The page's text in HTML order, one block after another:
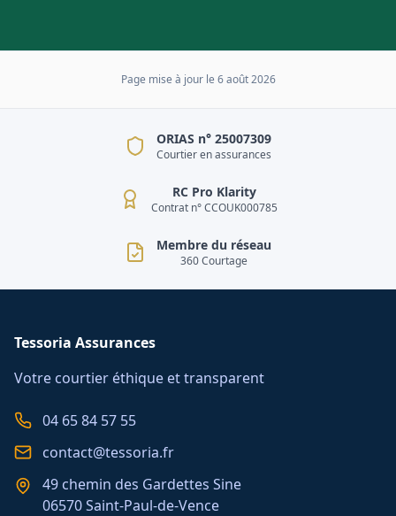
Page mise à jour le 6 août 2026
ORIAS n° 25007309
Courtier en assurances
RC Pro Klarity
Contrat n° CCOUK000785
Membre du réseau
360 Courtage
Tessoria Assurances
Votre courtier éthique et transparent
04 65 84 57 55
contact@tessoria.fr
49 chemin des Gardettes Sine
06570 Saint-Paul-de-Vence